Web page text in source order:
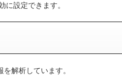
設定できます。
解析しています。